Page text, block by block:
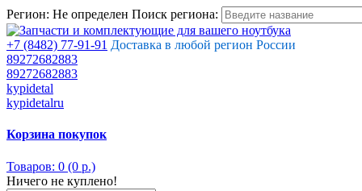
Регион: Не определен Поиск региона:
+7 (8482) 77-91-91 Доставка в любой регион России
89272682883
89272682883
kypidetal
kypidetalru
Корзина покупок
Товаров: 0 (0 р.)
Ничего не куплено!